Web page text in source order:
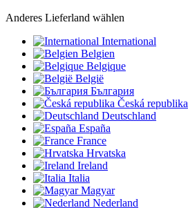
Anderes Lieferland wählen
International
Belgien
Belgique
België
България
Česká republika
Deutschland
España
France
Hrvatska
Ireland
Italia
Magyar
Nederland